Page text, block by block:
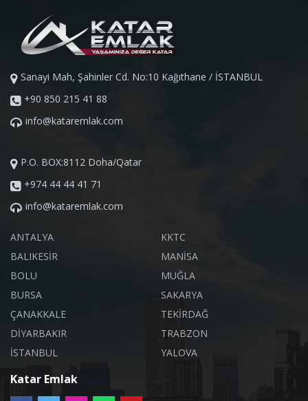
Sanayi Mah, Şahinler Cd. No:10 Kağıthane / İSTANBUL
+90 850 215 41 88
info@kataremlak.com
P.O. BOX:8112 Doha/Qatar
+974 44 44 41 71
info@kataremlak.com
ANTALYA
BALIKESİR
BOLU
BURSA
ÇANAKKALE
DİYARBAKIR
İSTANBUL
KKTC
MANİSA
MUĞLA
SAKARYA
TEKİRDAĞ
TRABZON
YALOVA
Katar Emlak